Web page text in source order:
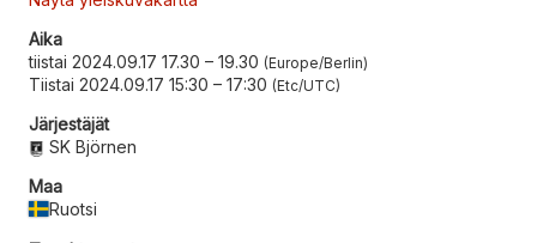
Aika
tiistai 2024.09.17 17.30 – 19.30 Europe/Berlin
Tiistai 2024.09.17 15:30 – 17:30 Etc/UTC
Järjestäjät
SK Björnen
Maa
Ruotsi